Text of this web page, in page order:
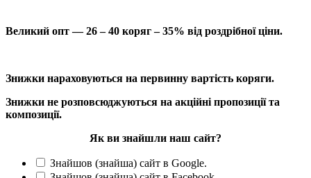
Великий опт — 26 – 40 коряг – 35% від роздрібної ціни.
Знижки нараховуються на первинну вартість коряги.
Знижки не розповсюджуються на акційні пропозиції та
композиції.
Як ви знайшли наш сайт?
Знайшов (знайша) сайт в Google.